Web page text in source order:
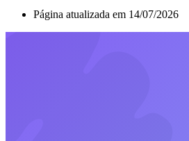
Página atualizada em 14/07/2026